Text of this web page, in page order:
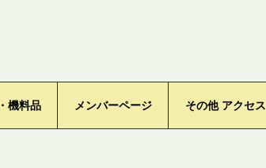
機料品 メンバーページ その他 アクセス